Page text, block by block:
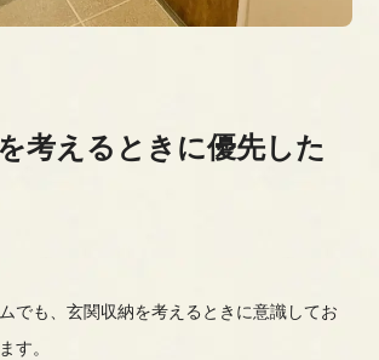
考えるときに優先した
でも、玄関収納を考えるときに意識してお
す。